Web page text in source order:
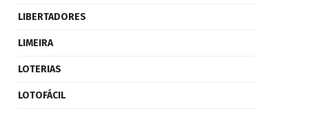
LIBERTADORES
LIMEIRA
LOTERIAS
LOTOFÁCIL